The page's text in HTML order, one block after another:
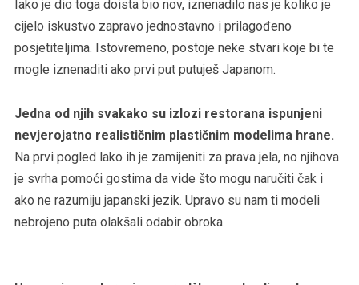
Iako je dio toga doista bio nov, iznenadilo nas je koliko je
cijelo iskustvo zapravo jednostavno i prilagođeno
posjetiteljima. Istovremeno, postoje neke stvari koje bi te
mogle iznenaditi ako prvi put putuješ Japanom.
Jedna od njih svakako su izlozi restorana ispunjeni
nevjerojatno realističnim plastičnim modelima hrane.
Na prvi pogled lako ih je zamijeniti za prava jela, no njihova
je svrha pomoći gostima da vide što mogu naručiti čak i
ako ne razumiju japanski jezik. Upravo su nam ti modeli
nebrojeno puta olakšali odabir obroka.